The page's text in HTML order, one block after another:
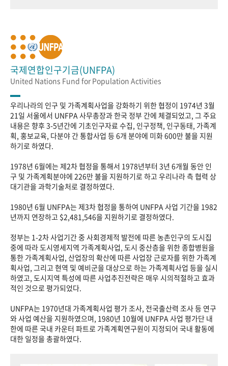
국제연합인구기금(UNFPA)
United Nations Fund for Population Activities
우리나라의 인구 및 가족계획사업을 강화하기 위한 협정이 1974년 3월
21일 서울에서 UNFPA 사무총장과 한국 정부 간에 체결되었고, 그 주요
내용은 향후 3-5년간에 기초인구자료 수집, 인구정책, 인구동태, 가족계
획, 홍보교육, 다분야 간 통합사업 등 6개 분야에 미화 600만 불을 지원
하기로 하였다.
1978년 6월에는 제2차 협정을 통해서 1978년부터 3년 6개월 동안 인
구 및 가족계획분야에 226만 불을 지원하기로 하고 우리나라 측 협력 상
대기관을 과학기술처로 결정하였다.
1980년 6월 UNFPA는 제3차 협정을 통하여 UNFPA 사업 기간을 1982
년까지 연장하고 $2,481,546을 지원하기로 결정하였다.
정부는 1-2차 사업기간 중 사회경제적 발전에 따른 농촌인구의 도시집
중에 따라 도시영세지역 가족계획사업, 도시 중산층을 위한 종합병원을
통한 가족계획사업, 산업장의 확산에 따른 사업장 근로자를 위한 가족계
획사업, 그리고 현역 및 예비군을 대상으로 하는 가족계획사업 등을 실시
하였고, 도시지역 특성에 따른 사업추진전략은 매우 시의적절하고 효과
적인 것으로 평가되었다.
UNFPA는 1970년대 가족계획사업 평가 조사, 전국출산력 조사 등 연구
와 사업 예산을 지원하였으며, 1980년 10월에 UNFPA 사업 평가단 내
한에 따른 국내 카운터 파트로 가족계획연구원이 지정되어 국내 활동에
대한 일정을 총괄하였다.